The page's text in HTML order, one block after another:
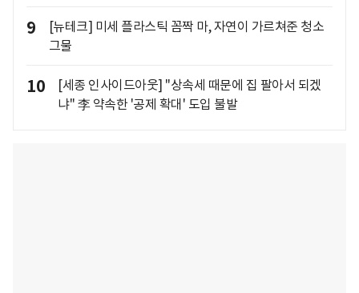
9
[뉴테크] 미세 플라스틱 꼼짝 마, 자연이 가르쳐준 청소
그물
10
[세종 인사이드아웃] "상속세 때문에 집 팔아서 되겠
냐" 李 약속한 '공제 확대' 도입 불발